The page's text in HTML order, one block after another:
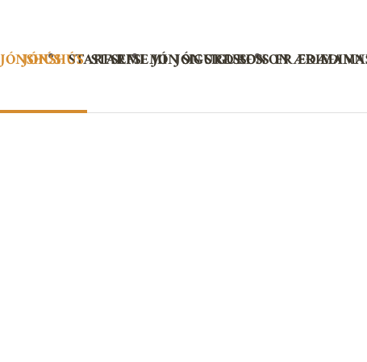
JÓNSHÚS STARFSEMI JÓN SIGURÐSSON
JÓNSHÚS STARFSEMI JÓN SIGURÐSSON